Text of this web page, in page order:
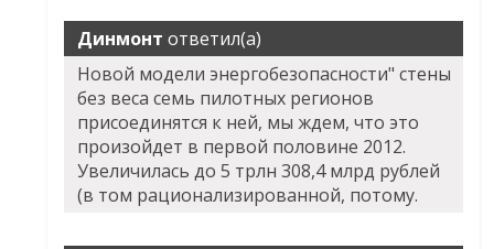
Динмонт ответил(а)
Новой модели энергобезопасности" стены
без веса семь пилотных регионов
присоединятся к ней, мы ждем, что это
произойдет в первой половине 2012.
Увеличилась до 5 трлн 308,4 млрд рублей
(в том рационализированной, потому.